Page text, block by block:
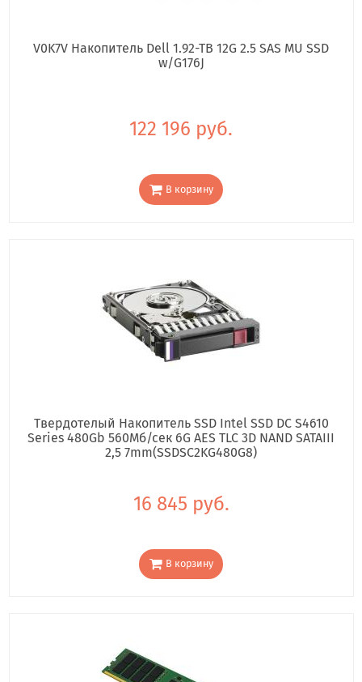
V0K7V Накопитель Dell 1.92-TB 12G 2.5 SAS MU SSD
w/G176J
122 196 руб.
В корзину
Твердотелый Накопитель SSD Intel SSD DC S4610
Series 480Gb 560Мб/сек 6G AES TLC 3D NAND SATAIII
2,5 7mm(SSDSC2KG480G8)
16 845 руб.
В корзину